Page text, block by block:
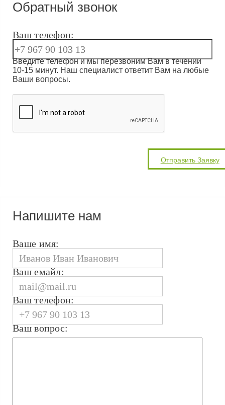
Обратный звонок
Ваш телефон:
Введите телефон и мы перезвоним Вам в течении
10-15 минут. Наш специалист ответит Вам на любые
Ваши вопросы.
Напишите нам
Ваше имя:
Ваш емайл:
Ваш телефон:
Ваш вопрос: